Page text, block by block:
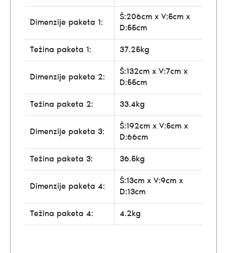
Dimenzije paketa 1:
Š:206cm x V:5cm x
D:55cm
Težina paketa 1: 37.25kg
Dimenzije paketa 2:
Š:132cm x V:7cm x
D:55cm
Težina paketa 2: 33.4kg
Dimenzije paketa 3:
Š:192cm x V:5cm x
D:66cm
Težina paketa 3: 36.5kg
Dimenzije paketa 4:
Š:13cm x V:9cm x
D:13cm
Težina paketa 4: 4.2kg